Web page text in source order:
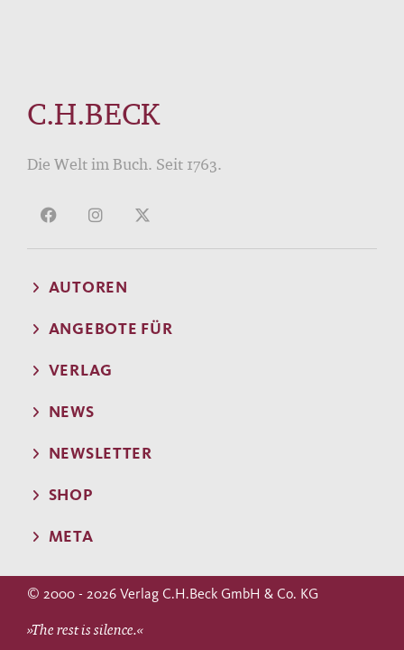
C.H.BECK
Die Welt im Buch. Seit 1763.
AUTOREN
ANGEBOTE FÜR
VERLAG
NEWS
NEWSLETTER
SHOP
META
© 2000 - 2026 Verlag C.H.Beck GmbH & Co. KG
»The rest is silence.«